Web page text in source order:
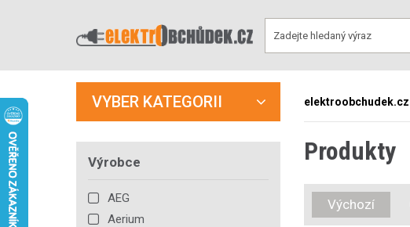
VYBER KATEGORII elektroobchudek.cz
Výrobce
AEG
Aerium
Produkty
Výchozí